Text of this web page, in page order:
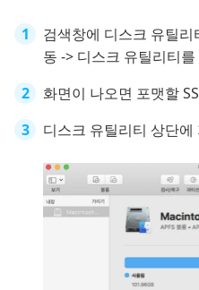
검색창에 디스크 유틸
동 -> 디스크 유틸리티
화면이 나오면 포맷할
디스크 유틸리티 상단